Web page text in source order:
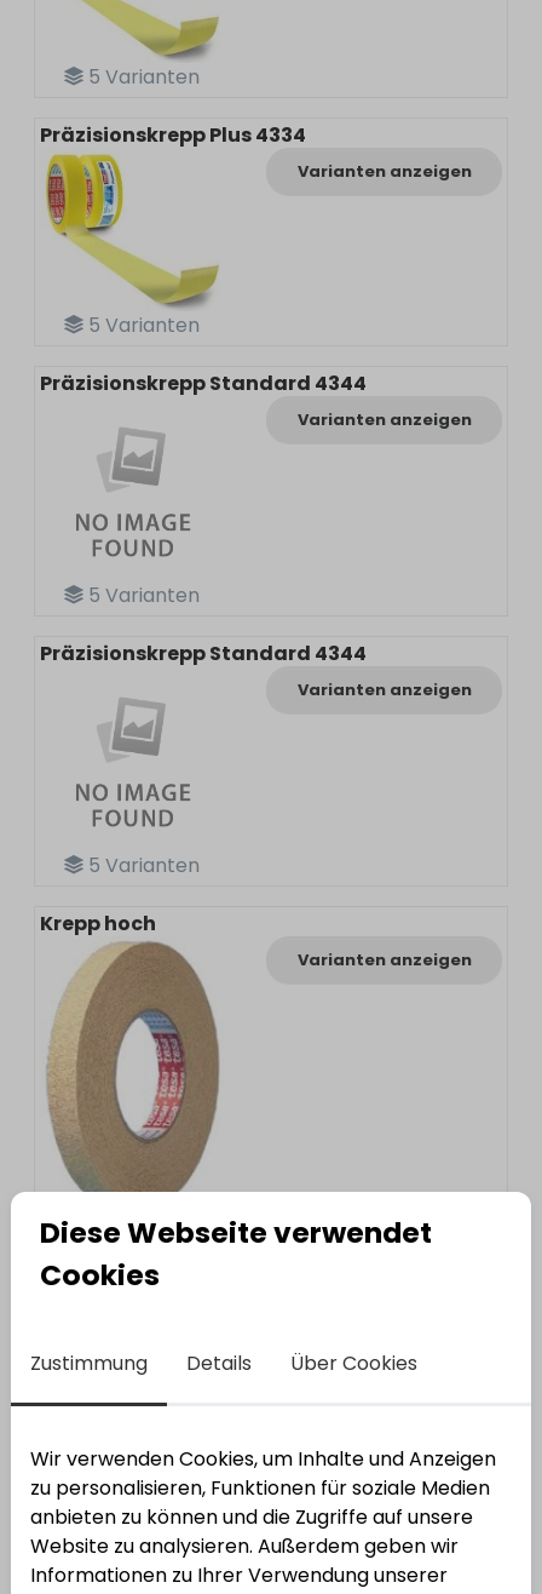
5 Varianten
5 Varianten
Präzisionskrepp Plus 4334
Varianten anzeigen
5 Varianten
Präzisionskrepp Standard 4344
Varianten anzeigen
5 Varianten
Präzisionskrepp Standard 4344
Varianten anzeigen
5 Varianten
Krepp hoch
Varianten anzeigen
5Varianten
Krepp hoch
Diese Webseite verwendet
Cookies
Zustimmung Details Über Cookies
Wir verwenden Cookies, um Inhalte und Anzeigen
zu personalisieren, Funktionen für soziale Medien
anbieten zu können und die Zugriffe auf unsere
Website zu analysieren. Außerdem geben wir
Informationen zu Ihrer Verwendung unserer